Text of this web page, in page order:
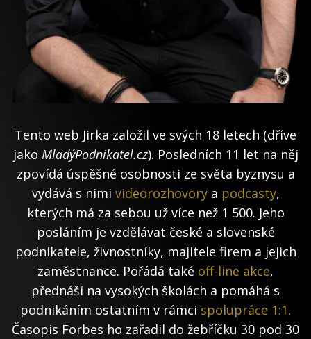
Tento web Jirka založil ve svých 18 letech (dříve
jako MladýPodnikatel.cz). Posledních 11 let na něj
zpovídá úspěšné osobnosti ze světa byznysu a
vydává s nimi videorozhovorya podcasty,
kterých má za sebou už více než 1 500. Jeho
posláním je vzdělávat české a slovenské
podnikatele, živnostníky, majitele firem a jejich
zaměstnance. Pořádá také off-line akce,
přednáší na vysokých školách a pomáhá s
podnikáním ostatním v rámci spolupráce 1:1.
Časopis Forbes ho zařadil do žebříčku 30 pod 30